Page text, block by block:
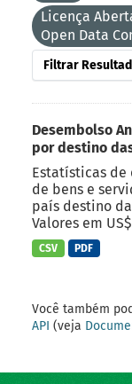
Licença
Open Data
Filtrar
Desembolso
por destino
Estatísticas de
de bens e
país destino
Valores em
CSV PDF
Você também
API (veja